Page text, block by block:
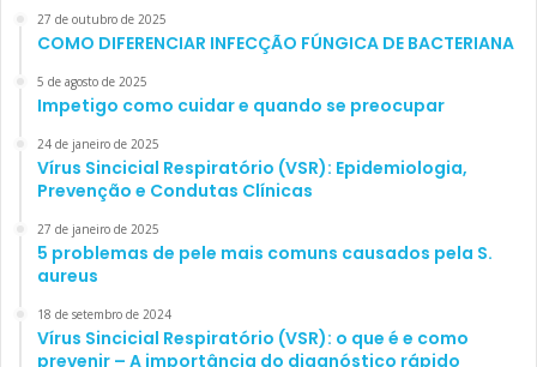
27 de outubro de 2025
COMO DIFERENCIAR INFECÇÃO FÚNGICA DE BACTERIANA
5 de agosto de 2025
Impetigo como cuidar e quando se preocupar
24 de janeiro de 2025
Vírus Sincicial Respiratório (VSR): Epidemiologia,
Prevenção e Condutas Clínicas
27 de janeiro de 2025
5 problemas de pele mais comuns causados pela S.
aureus
18 de setembro de 2024
Vírus Sincicial Respiratório (VSR): o que é e como
prevenir – A importância do diagnóstico rápido